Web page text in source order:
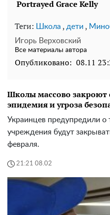
Теги: Школа , дети ,
Игорь Верховский
Все материалы автора
Опубликовано: 08.11
Школы массово закроют
эпидемия и угроза
Украинцев предупредили
учреждения будут
февраля.
21:21 08.02